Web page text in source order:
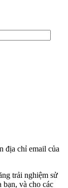
địa chỉ email của
trải nghiệm sử
bạn, và cho các